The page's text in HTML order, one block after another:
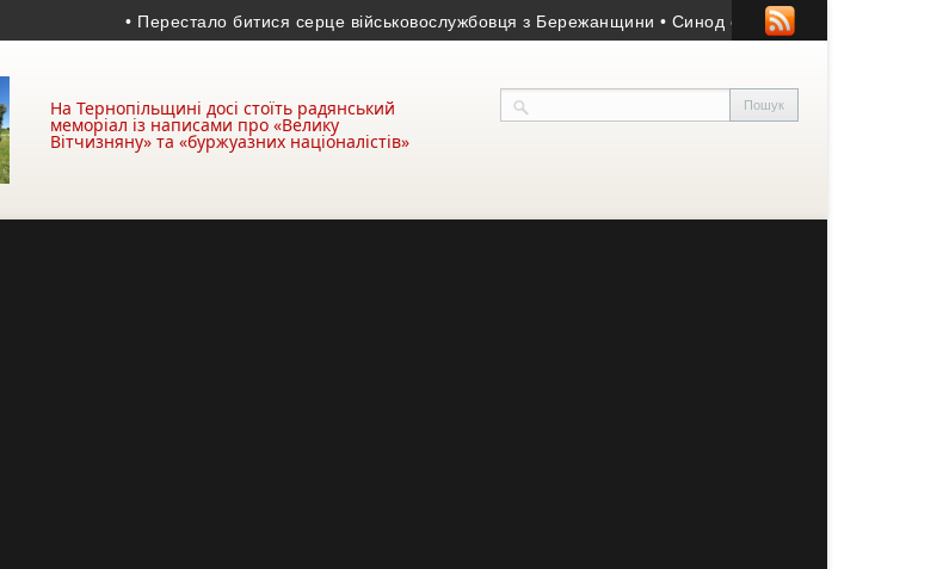
• Перестало битися серце військовослужбовця з Бережанщини • Синод обрав єпископа для Бучацької
На Тернопільщині досі стоїть радянський
меморіал із написами про «Велику
Вітчизняну» та «буржуазних націоналістів»